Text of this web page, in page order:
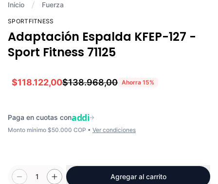
Inicio Fuerza
SPORTFITNESS
Adaptación Espalda KFEP-127 -
Sport Fitness 71125
$118.122,00$138.968,00 Ahorra 15%
Paga en cuotas conaddi→
Monto mínimo $50.000 COP • Ver condiciones
1 Agregar al carrito